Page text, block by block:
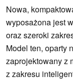
Nowa,
wyposażona jest
oraz szeroki
Model ten, oparty
zaprojektowany z
z zakresu